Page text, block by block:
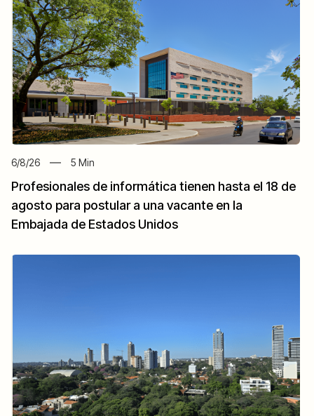
6/8/26 5 Min
Profesionales de informática tienen hasta el 18 de
agosto para postular a una vacante en la
Embajada de Estados Unidos